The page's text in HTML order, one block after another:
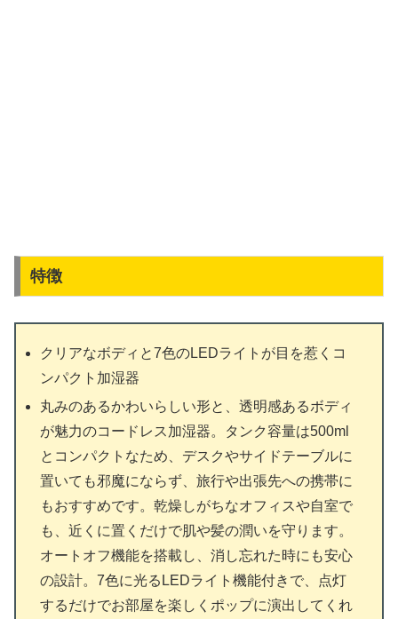
特徴
クリアなボディと7色のLEDライトが目を惹くコ
ンパクト加湿器
丸みのあるかわいらしい形と、透明感あるボディ
が魅力のコードレス加湿器。タンク容量は500ml
とコンパクトなため、デスクやサイドテーブルに
置いても邪魔にならず、旅行や出張先への携帯に
もおすすめです。乾燥しがちなオフィスや自室で
も、近くに置くだけで肌や髪の潤いを守ります。
オートオフ機能を搭載し、消し忘れた時にも安心
の設計。7色に光るLEDライト機能付きで、点灯
するだけでお部屋を楽しくポップに演出してくれ